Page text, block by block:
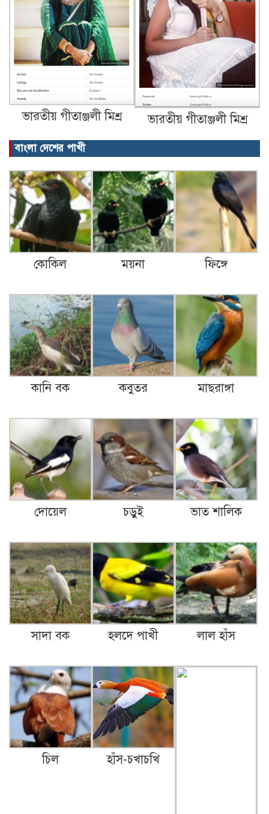
ভারতীয় গীতাঞ্জলী মিশ্র ভারতীয় গীতাঞ্জলী মিশ্র
বাংলা দেশের পাখী
কোকিল ময়না ফিঙ্গে
কানি বক কবুতর মাছরাঙ্গা
দোয়েল চড়ুই ভাত শালিক
সাদা বক হলদে পাখী লাল হাঁস
চিল হাঁস-চখাচখি